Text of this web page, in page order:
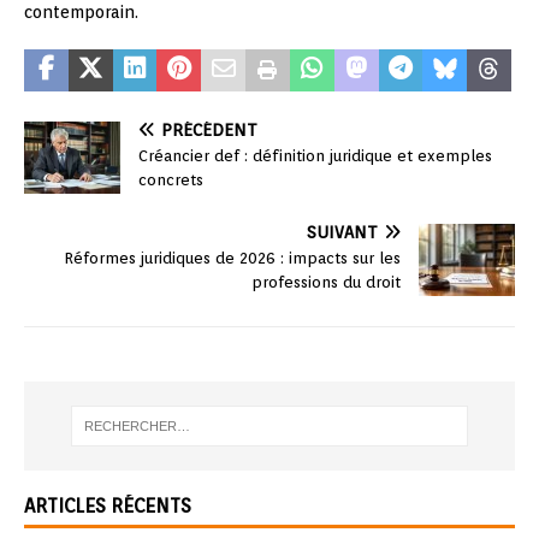
contemporain.
PRÉCÉDENT
Créancier def : définition juridique et exemples
concrets
SUIVANT
Réformes juridiques de 2026 : impacts sur les
professions du droit
ARTICLES RÉCENTS